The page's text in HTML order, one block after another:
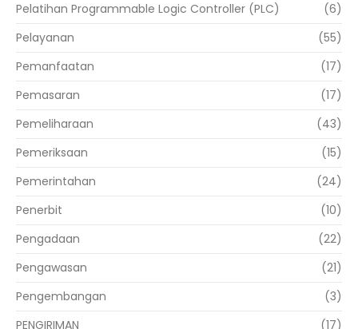
Pelatihan Programmable Logic Controller (PLC)
(6)
Pelayanan
(55)
Pemanfaatan
(17)
Pemasaran
(17)
Pemeliharaan
(43)
Pemeriksaan
(15)
Pemerintahan
(24)
Penerbit
(10)
Pengadaan
(22)
Pengawasan
(21)
Pengembangan
(3)
PENGIRIMAN
(17)